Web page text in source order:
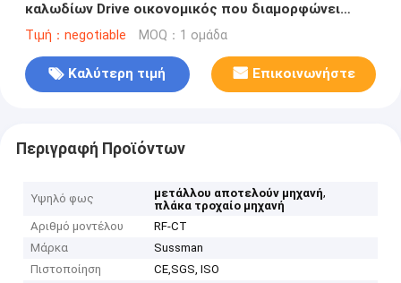
καλωδίων Drive οικονομικός που διαμορφώνει
υδραυλικό Punching μηχανών
Τιμή：negotiable MOQ：1 ομάδα
Καλύτερη τιμή Επικοινωνήστε
Περιγραφή Προϊόντων
Υψηλό φως μετάλλου αποτελούν μηχανή,
πλάκα τροχαίο μηχανή
Αριθμό μοντέλου
RF-CT
Μάρκα
Sussman
Πιστοποίηση
CE,SGS, ISO